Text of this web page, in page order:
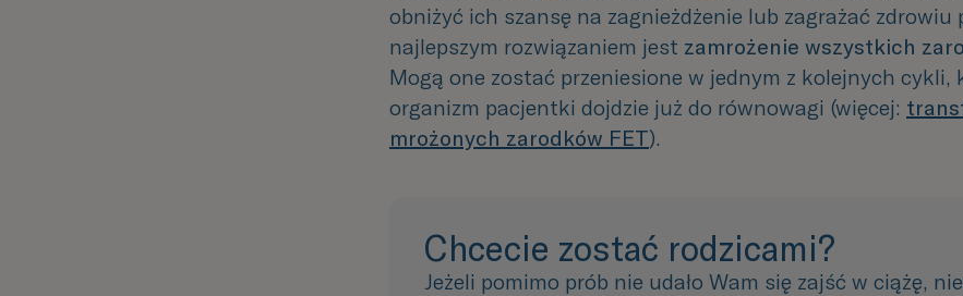
obniżyć ich szansę na zagnieżdżenie lub zagrażać zdrowiu
najlepszym rozwiązaniem jest zamrożenie wszystkich
Mogą one zostać przeniesione w jednym z kolejnych cykli,
organizm pacjentki dojdzie już do równowagi (więcej:
mrożonych zarodków FET).
Chcecie zostać rodzicami?
Jeżeli pomimo prób nie udało Wam się zajść w ciążę,